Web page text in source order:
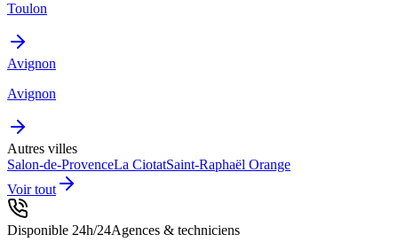
Toulon
Avignon
Avignon
Autres villes
Salon-de-ProvenceLa CiotatSaint-Raphaël Orange
Voir tout
Disponible 24h/24Agences & techniciens